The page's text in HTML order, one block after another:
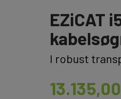
EZiCAT
I robust